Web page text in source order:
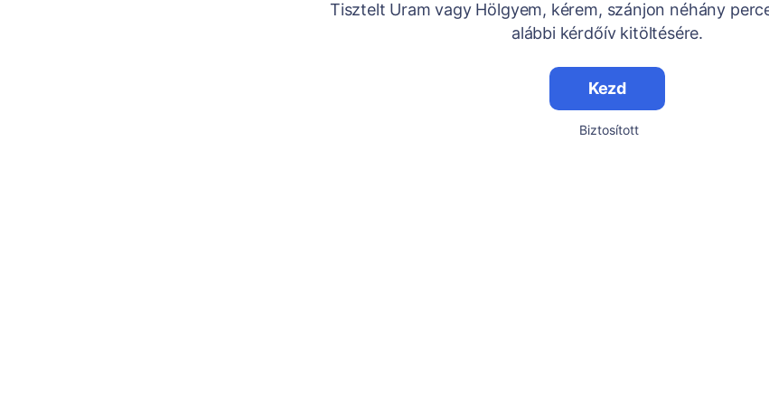
Tisztelt Uram vagy Hölgyem, kérem, szánjon néhány
alábbi kérdőív kitöltésére.
Kezd
Biztosított